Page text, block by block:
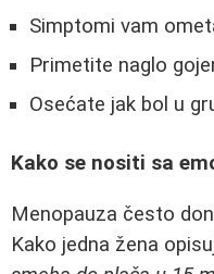
Simptomi vam
Primetite naglo
Osećate jak bol u
Kako se nositi sa
Menopauza često
Kako jedna žena